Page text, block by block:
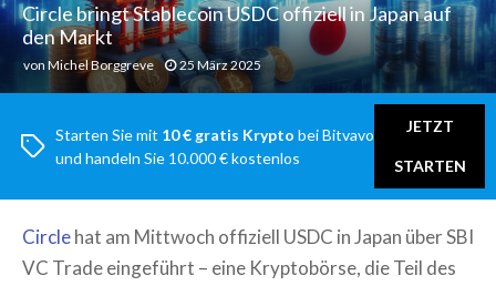
Circle bringt Stablecoin USDC offiziell in Japan auf
den Markt
von Michel Borggreve 25 März 2025
Starten Sie mit 10 € gratis Krypto bei Bitvavo
und handeln Sie 10.000 € kostenlos
JETZT
STARTEN
Circlehat am Mittwoch offiziell USDC in Japan über SBI
VC Trade eingeführt – eine Kryptobörse, die Teil des